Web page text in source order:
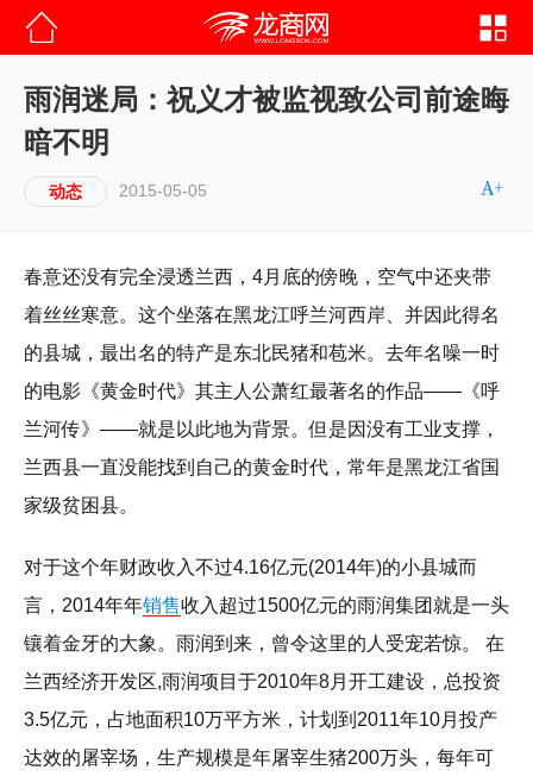
雨润迷局：祝义才被监视致公司前途晦
暗不明
动态 2015-05-05
春意还没有完全浸透兰西，4月底的傍晚，空气中还夹带
着丝丝寒意。这个坐落在黑龙江呼兰河西岸、并因此得名
的县城，最出名的特产是东北民猪和苞米。去年名噪一时
的电影《黄金时代》其主人公萧红最著名的作品——《呼
兰河传》——就是以此地为背景。但是因没有工业支撑，
兰西县一直没能找到自己的黄金时代，常年是黑龙江省国
家级贫困县。
对于这个年财政收入不过4.16亿元(2014年)的小县城而
言，2014年年销售收入超过1500亿元的雨润集团就是一头
镶着金牙的大象。雨润到来，曾令这里的人受宠若惊。 在
兰西经济开发区,雨润项目于2010年8月开工建设，总投资
3.5亿元，占地面积10万平方米，计划到2011年10月投产
达效的屠宰场，生产规模是年屠宰生猪200万头，每年可